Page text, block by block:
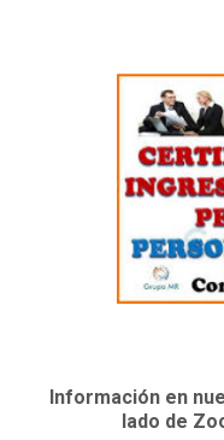
Información en
lado de